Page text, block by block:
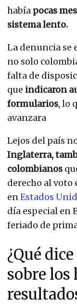
había pocas
sistema lento.
La denuncia se
no solo
falta de
que indicaron
formularios, lo
avanzara
Lejos del país
Inglaterra,
colombianos
derecho al voto
enEstados
día especial en
feriado de
¿Qué
sobre los